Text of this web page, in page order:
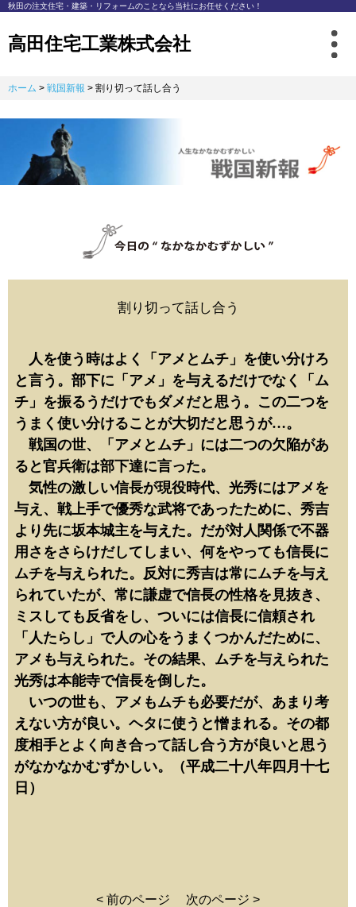
秋⽥の注⽂住宅・建築・リフォームのことなら当社にお任せください！
高田住宅工業株式会社
ホーム > 戦国新報 > 割り切って話し合う
割り切って話し合う
人を使う時はよく「アメとムチ」を使い分けろ
と言う。部下に「アメ」を与えるだけでなく「ム
チ」を振るうだけでもダメだと思う。この二つを
うまく使い分けることが大切だと思うが…。
戦国の世、「アメとムチ」には二つの欠陥があ
ると官兵衛は部下達に言った。
気性の激しい信長が現役時代、光秀にはアメを
与え、戦上手で優秀な武将であったために、秀吉
より先に坂本城主を与えた。だが対人関係で不器
用さをさらけだしてしまい、何をやっても信長に
ムチを与えられた。反対に秀吉は常にムチを与え
られていたが、常に謙虚で信長の性格を見抜き、
ミスしても反省をし、ついには信長に信頼され
「人たらし」で人の心をうまくつかんだために、
アメも与えられた。その結果、ムチを与えられた
光秀は本能寺で信長を倒した。
いつの世も、アメもムチも必要だが、あまり考
えない方が良い。ヘタに使うと憎まれる。その都
度相手とよく向き合って話し合う方が良いと思う
がなかなかむずかしい。（平成二十八年四月十七
日）
< 前のページ 次のページ >